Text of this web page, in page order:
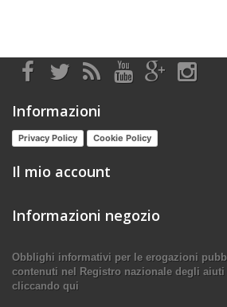
Informazioni
Privacy Policy Cookie Policy
Il mio account
Informazioni negozio
Obblighi informativi per le erogazioni
contenuti nel Registro nazionale degli
cliccando qui